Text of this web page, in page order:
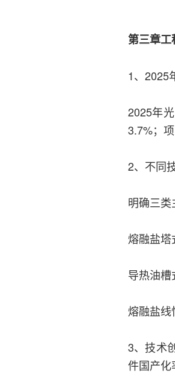
第三章工
1、2025
2025年
3.7%；
2、不同
明确三类
熔融盐塔
导热油槽
熔融盐线
3、技术
件国产化